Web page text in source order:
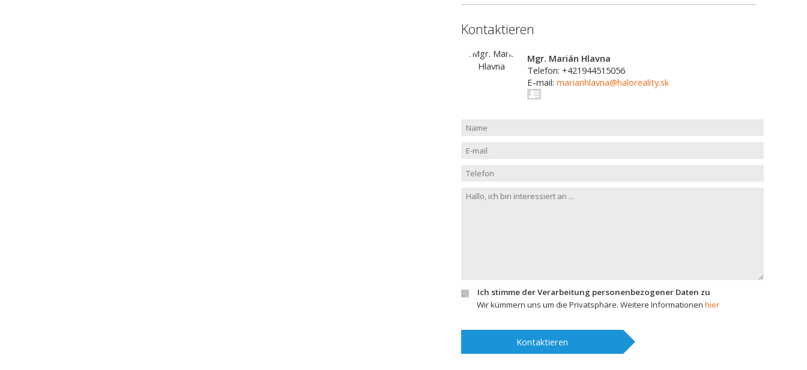
Kontaktieren
Mgr. Marián Hlavna
Telefon: +421944515056
E-mail: marianhlavna@haloreality.sk
Ich stimme der Verarbeitung personenbezogener Daten zu
Wir kümmern uns um die Privatsphäre. Weitere Informationen hier
Kontaktieren